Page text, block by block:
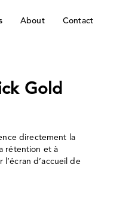
About Contact
Gold
directement la
rétention et à
d’accueil de